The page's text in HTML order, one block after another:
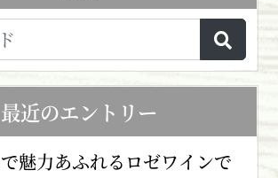
最近のエントリー
で魅力あふれるロゼワインで